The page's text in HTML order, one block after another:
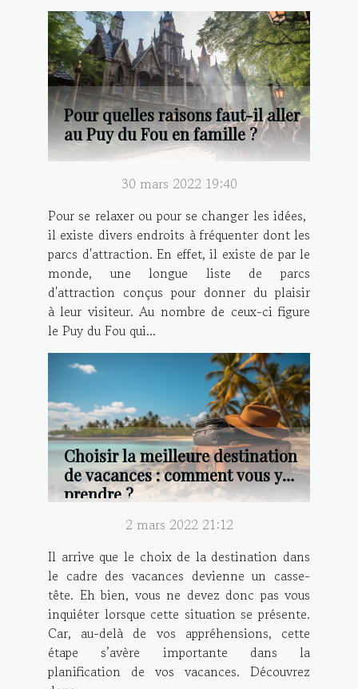
Pour quelles raisons faut-il aller
au Puy du Fou en famille ?
30 mars 2022 19:40
Pour se relaxer ou pour se changer les idées,
il existe divers endroits à fréquenter dont les
parcs d'attraction. En effet, il existe de par le
monde, une longue liste de parcs
d'attraction conçus pour donner du plaisir
à leur visiteur. Au nombre de ceux-ci figure
le Puy du Fou qui...
Choisir la meilleure destination
de vacances : comment vous y
prendre ?
2 mars 2022 21:12
Il arrive que le choix de la destination dans
le cadre des vacances devienne un casse-
tête. Eh bien, vous ne devez donc pas vous
inquiéter lorsque cette situation se présente.
Car, au-delà de vos appréhensions, cette
étape s’avère importante dans la
planification de vos vacances. Découvrez